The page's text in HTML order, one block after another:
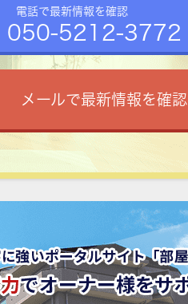
電話で最新情報を確認
050-5212-3772
メールで最新情報を確認